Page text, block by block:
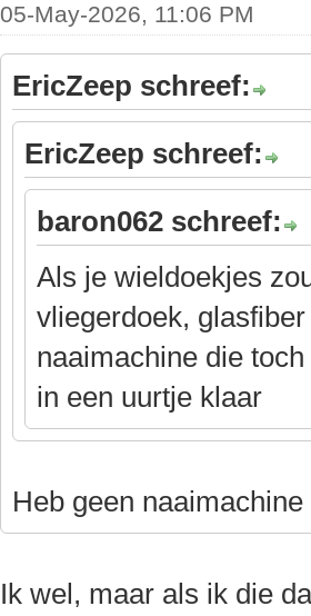
05-May-2026, 11:06 PM
EricZeep schreef:
EricZeep schreef:
baron062 schreef:
Als je wieldoekjes
vliegerdoek,
naaimachine die
in een uurtje klaar
Heb geen
Ik wel, maar als ik die